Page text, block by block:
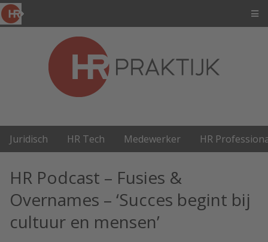
Juridisch HR Tech Medewerker HR
HR Podcast – Fusies &
Overnames – ‘Succes begint bij
cultuur en mensen’